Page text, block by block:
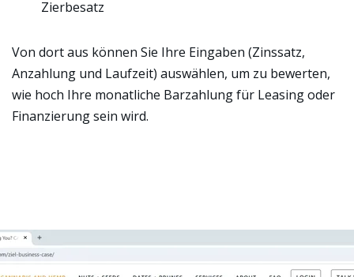
Zierbesatz
Von dort aus können Sie Ihre Eingaben (Zinssatz,
Anzahlung und Laufzeit) auswählen, um zu bewerten,
wie hoch Ihre monatliche Barzahlung für Leasing oder
Finanzierung sein wird.